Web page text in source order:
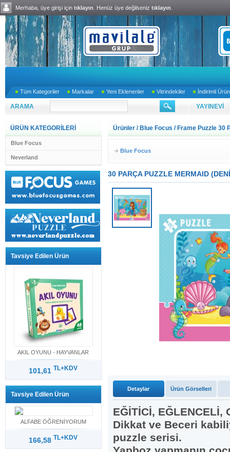
Merhaba, üye girişi için tıklayın . Henüz üye değilseniz tıklayın
Tüm Kategoriler Markalar Yeni Eklenenler Vitrindekiler İndirimli
ARAMA YAYINEVİ
ÜRÜN KATEGORİLERİ
Blue Focus
Neverland
Tavsiye Edilen Ürün
AKIL OYUNU - HAYVANLAR
101,61 TL+KDV
Tavsiye Edilen Ürün
ALFABE ÖĞRENİYORUM
166,58 TL+KDV
Ürünler / Blue Focus / Frame Puzzle 30
Blue Focus
30 PARÇA PUZZLE MERMAID
Detaylar Ürün Görselleri
EĞİTİCİ, EĞLENCELİ,
Dikkat ve Beceri
puzzle serisi.